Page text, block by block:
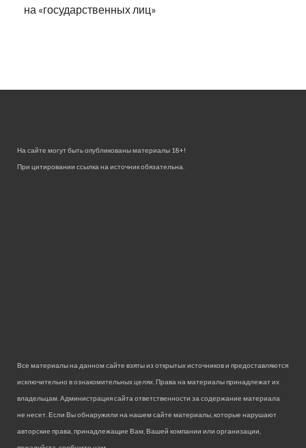
на «государственных лиц»
На сайте могут быть опубликованы материалы 18+!
При цитировании ссылка на источник обязательна.
Все материалы на данном сайте взяты из открытых источников и предоставляются
исключительно в ознакомительных целях. Права на материалы принадлежат их
владельцам. Администрация сайта ответственности за содержание материала
не несет. Если Вы обнаружили на нашем сайте материалы, которые нарушают
авторские права, принадлежащие Вам, Вашей компании или организации,